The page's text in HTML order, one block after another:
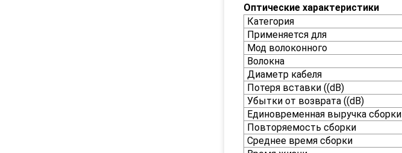
Оптические характеристики
Категория
Применяется для
Мод волоконного
Волокна
Диаметр кабеля
Потеря вставки ((dB)
Убытки от возврата ((dB)
Единовременная выручка сборки
Повторяемость сборки
Среднее время сборки